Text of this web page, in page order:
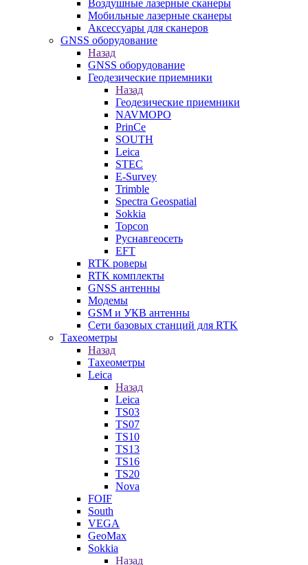
Воздушные лазерные сканеры
Мобильные лазерные сканеры
Аксессуары для сканеров
GNSS оборудование
Назад
GNSS оборудование
Геодезические приемники
Назад
Геодезические приемники
NAVMOPO
PrinCe
SOUTH
Leica
STEC
E-Survey
Trimble
Spectra Geospatial
Sokkia
Topcon
Руснавгеосеть
EFT
RTK роверы
RTK комплекты
GNSS антенны
Модемы
GSM и УКВ антенны
Сети базовых станций для RTK
Тахеометры
Назад
Тахеометры
Leica
Назад
Leica
TS03
TS07
TS10
TS13
TS16
TS20
Nova
FOIF
South
VEGA
GeoMax
Sokkia
Назад